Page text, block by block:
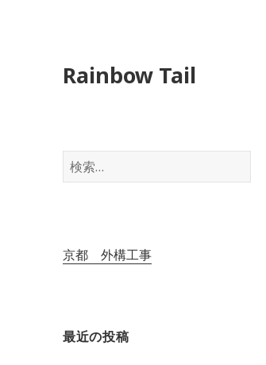
Rainbow Tail
検
索
京都 外構工事
最近の投稿